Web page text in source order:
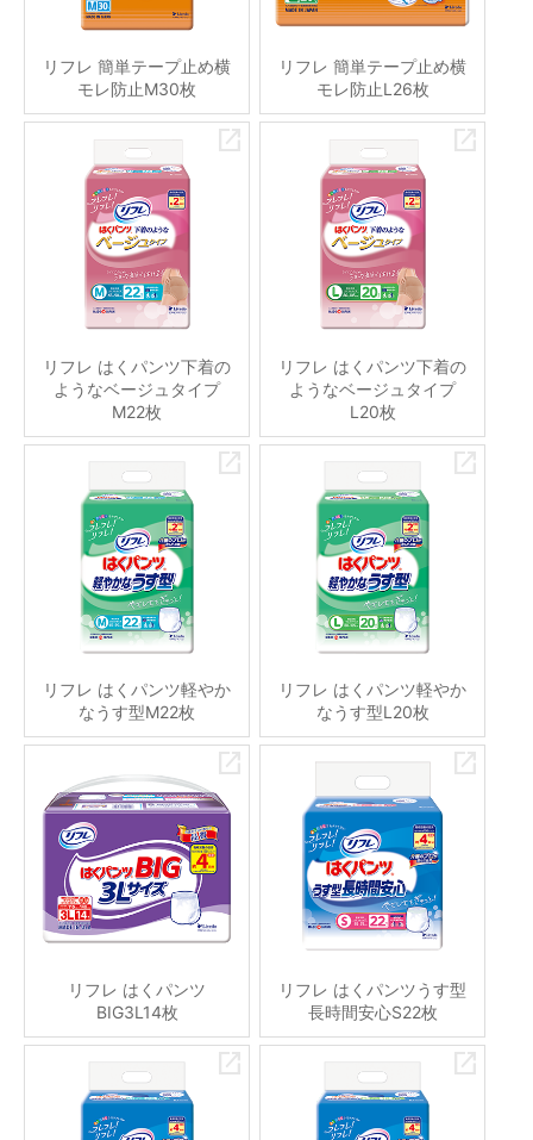
リフレ 簡単テープ止め横
モレ防止M30枚
リフレ 簡単テープ止め横
モレ防止L26枚
リフレ はくパンツ下着の
ようなベージュタイプ
M22枚
リフレ はくパンツ下着の
ようなベージュタイプ
L20枚
リフレ はくパンツ軽やか
なうす型M22枚
リフレ はくパンツ軽やか
なうす型L20枚
リフレ はくパンツ
BIG3L14枚
リフレ はくパンツうす型
長時間安心S22枚